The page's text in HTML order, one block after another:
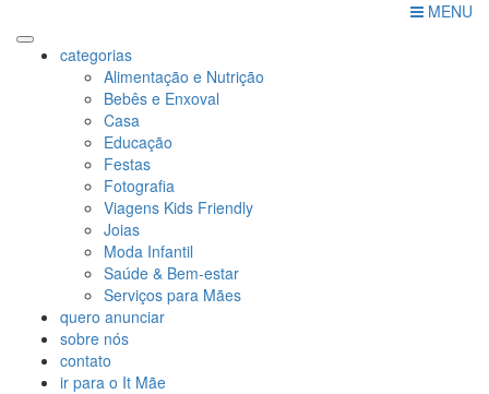
MENU
categorias
Alimentação e Nutrição
Bebês e Enxoval
Casa
Educação
Festas
Fotografia
Viagens Kids Friendly
Joias
Moda Infantil
Saúde & Bem-estar
Serviços para Mães
quero anunciar
sobre nós
contato
ir para o It Mãe